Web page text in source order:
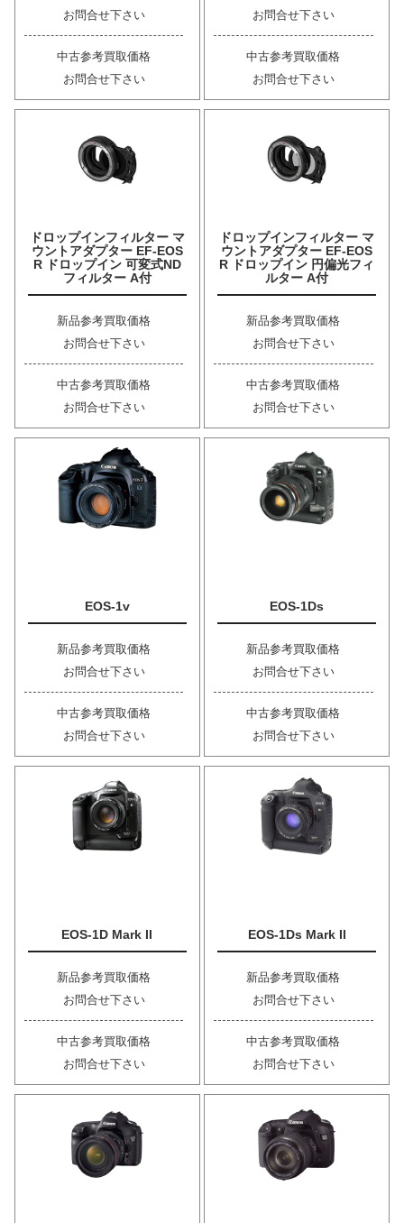
お問合せ下さい
中古参考買取価格
お問合せ下さい
お問合せ下さい
中古参考買取価格
お問合せ下さい
ドロップインフィルター マ
ウントアダプター EF-EOS
R ドロップイン 可変式ND
フィルター A付
新品参考買取価格
お問合せ下さい
中古参考買取価格
お問合せ下さい
ドロップインフィルター マ
ウントアダプター EF-EOS
R ドロップイン 円偏光フィ
ルター A付
新品参考買取価格
お問合せ下さい
中古参考買取価格
お問合せ下さい
EOS-1v
新品参考買取価格
お問合せ下さい
中古参考買取価格
お問合せ下さい
EOS-1Ds
新品参考買取価格
お問合せ下さい
中古参考買取価格
お問合せ下さい
EOS-1D Mark II
新品参考買取価格
お問合せ下さい
中古参考買取価格
お問合せ下さい
EOS-1Ds Mark II
新品参考買取価格
お問合せ下さい
中古参考買取価格
お問合せ下さい